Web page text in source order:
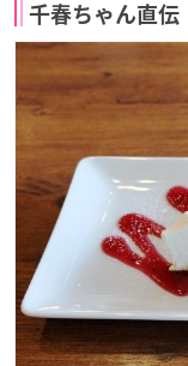
千春ちゃん直伝